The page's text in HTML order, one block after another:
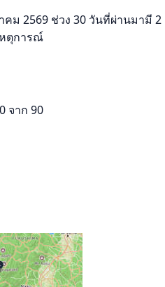
คม 2569 ช่วง 30 วันที่ผ่านมามี
ตุการณ์
จาก 90